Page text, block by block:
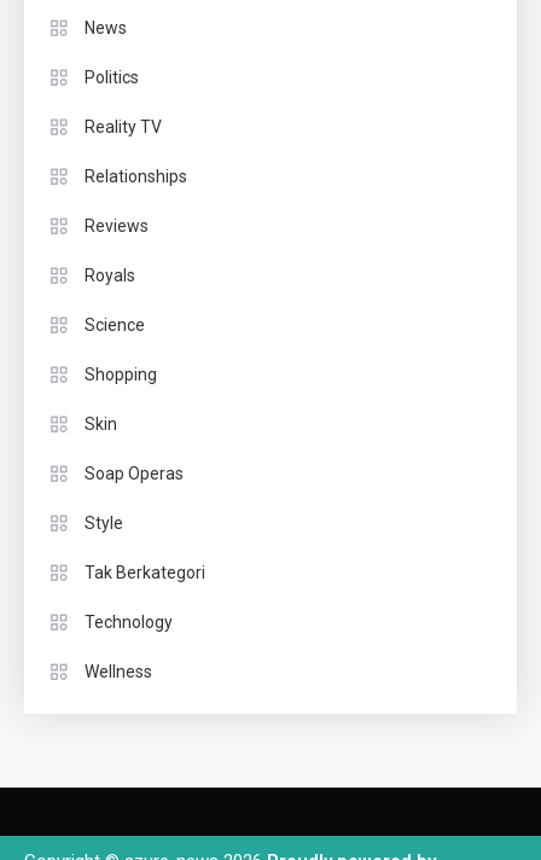
News
Politics
Reality TV
Relationships
Reviews
Royals
Science
Shopping
Skin
Soap Operas
Style
Tak Berkategori
Technology
Wellness